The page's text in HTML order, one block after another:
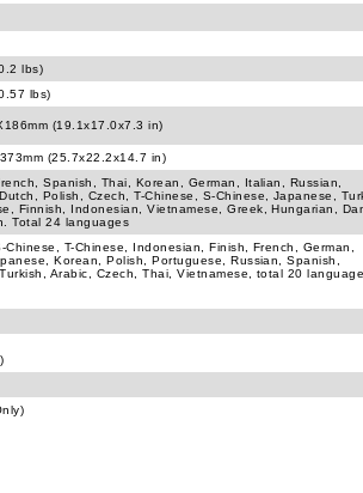
lbs)
lbs)
(19.1x17.0x7.3 in)
(25.7x22.2x14.7 in)
Spanish, Thai, Korean, German, Italian, Russian,
Polish, Czech, T-Chinese, S-Chinese, Japanese,
Finnish, Indonesian, Vietnamese, Greek, Hungarian,
Total 24 languages
Chinese, T-Chinese, Indonesian, Finish, French, German,
Korean, Polish, Portuguese, Russian, Spanish,
Arabic, Czech, Thai, Vietnamese, total 20